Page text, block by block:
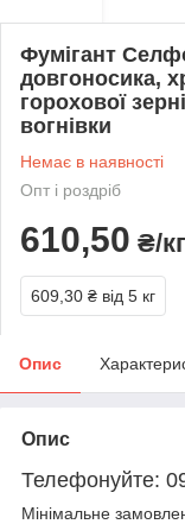
Фумігант
довгоносика,
горохової
вогнівки
Немає в наявності
Опт і роздріб
610,50 ₴/кг
609,30 ₴ від 5 кг
Опис
Опис
Телефонуйте:
Мінімальне